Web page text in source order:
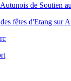
de Soutien
fêtes d'Etang sur